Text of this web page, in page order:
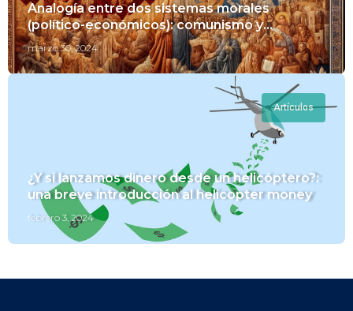
Analogía entre dos sistemas morales
(político-económicos): comunismo y
cristianismo
marzo 30, 2024
Artículos
¿Y si lanzamos dinero desde un helicóptero?:
una breve introducción al helicopter money
febrero 3, 2024